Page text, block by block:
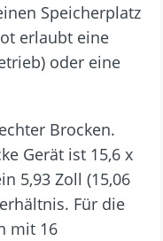
Speicherplatz
erlaubt eine
oder eine
Brocken.
Gerät ist 15,6 x
5,93 Zoll (15,06
Für die
mit 16